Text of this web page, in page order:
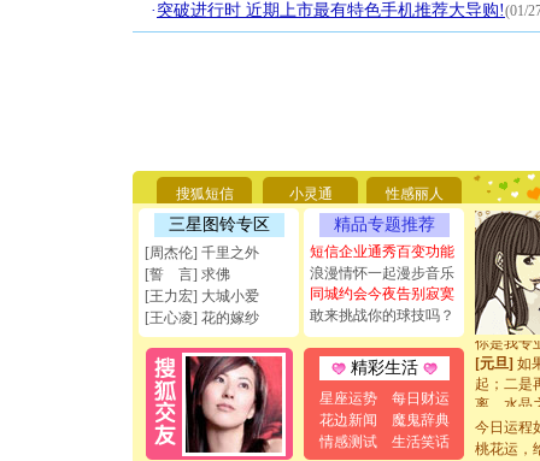
· 突破进行时 近期上市最有特色手机推荐大导购!(01/
搜狐短信 小灵通 性感丽人
三星图铃专区
[周杰伦] 千里之外
[誓 言] 求佛
[王力宏] 大城小爱
[王心凌] 花的嫁纱
精品专题推荐
短信企业通秀百变功能
浪漫情怀一起漫步音乐
同城约会今夜告别寂寞
敢来挑战你的球技吗？
精彩生活
星座运势
每日财运
花边新闻
魔鬼辞典
情感测试
生活笑话
[圣诞节]
能正大光
天都要快
[圣诞节]
如意,快
[元旦]看
断电。爱
你是我专
[元旦]如
起；二是
离。水晶
[元旦]当
泣，这痛
卖了。水
今日运程
桃花运，